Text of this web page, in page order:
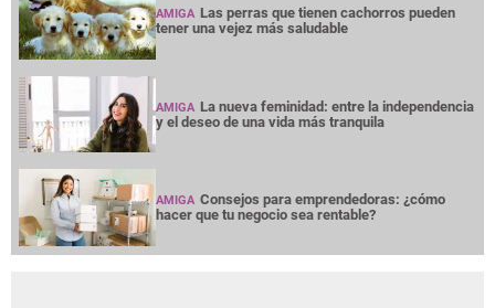
AMIGA Las perras que tienen cachorros pueden
tener una vejez más saludable
AMIGA La nueva feminidad: entre la independencia
y el deseo de una vida más tranquila
AMIGA Consejos para emprendedoras: ¿cómo
hacer que tu negocio sea rentable?